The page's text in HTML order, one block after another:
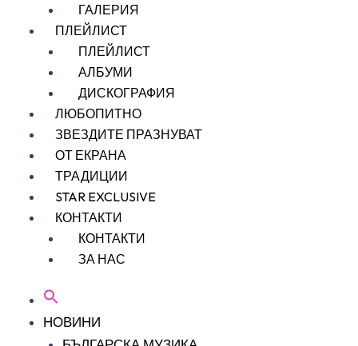
ГАЛЕРИЯ
ПЛЕЙЛИСТ
ПЛЕЙЛИСТ
АЛБУМИ
ДИСКОГРАФИЯ
ЛЮБОПИТНО
ЗВЕЗДИТЕ ПРАЗНУВАТ
ОТ ЕКРАНА
ТРАДИЦИИ
STAR EXCLUSIVE
КОНТАКТИ
КОНТАКТИ
ЗА НАС
НОВИНИ